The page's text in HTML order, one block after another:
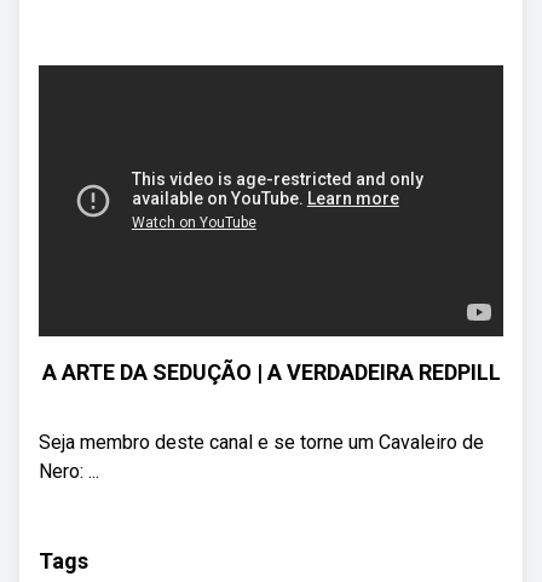
A ARTE DA SEDUÇÃO | A VERDADEIRA REDPILL
Seja membro deste canal e se torne um Cavaleiro de
Nero: ...
Tags